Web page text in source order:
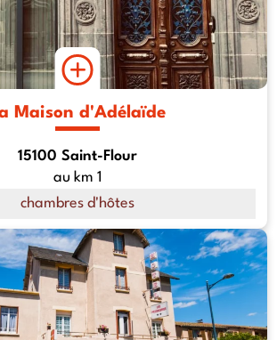
Maison d'Adélaïde
15100 Saint-Flour
au km 1
chambres d'hôtes